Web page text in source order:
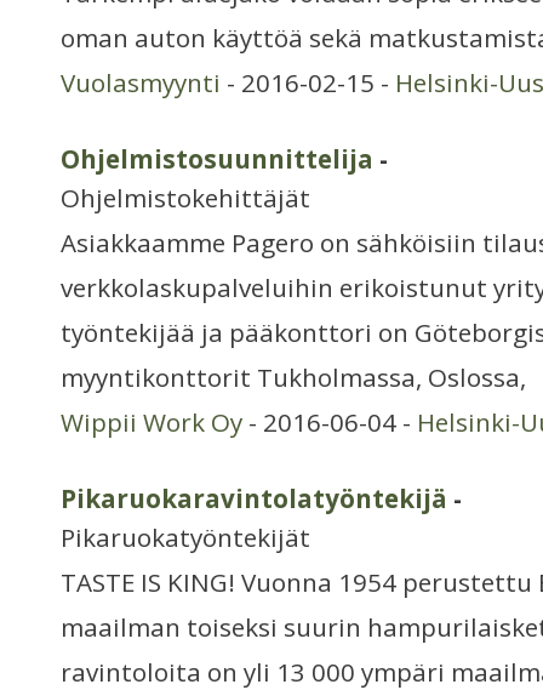
oman auton käyttöä sekä
Vuolasmyynti - 2016-02-15 - Helsinki-
Ohjelmistosuunnittelija -
Ohjelmistokehittäjät
Asiakkaamme Pagero on sähköisiin
verkkolaskupalveluihin erikoistunut
työntekijää ja pääkonttori on
myyntikonttorit Tukholmassa, Oslossa,
Wippii Work Oy - 2016-06-04 - Helsinki-
Pikaruokaravintolatyöntekijä -
Pikaruokatyöntekijät
TASTE IS KING! Vuonna 1954 perustettu
maailman toiseksi suurin
ravintoloita on yli 13 000 ympäri